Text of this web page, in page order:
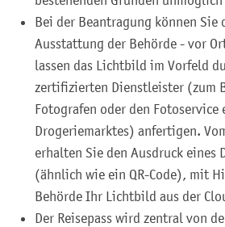
Bei der Beantragung können Sie
Ausstattung der Behörde - vor
lassen das Lichtbild im Vorfeld
zertifizierten Dienstleister (zum
Fotografen oder den Fotoservice
Drogeriemarktes) anfertigen.
erhalten Sie den Ausdruck eines
(ähnlich wie ein QR-Code), mit
Behörde Ihr Lichtbild aus der
Der Reisepass wird zentral von